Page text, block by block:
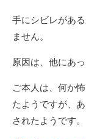
手にシビレがあ
ません。
原因は、他にあっ
ご本人は、何か
たようですが、
されたようです。